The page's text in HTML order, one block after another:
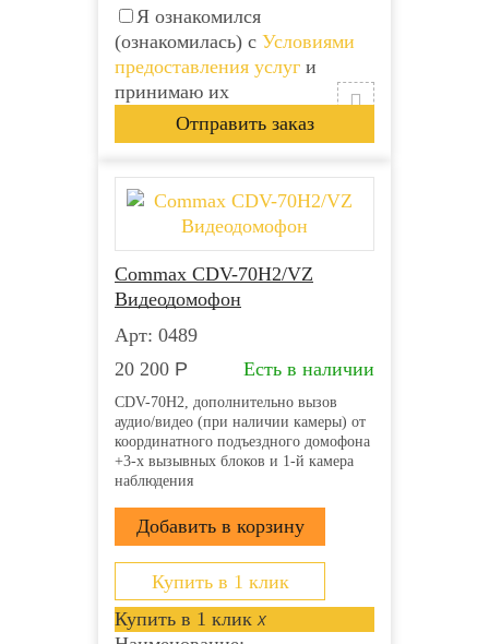
Я ознакомился
(ознакомилась) с Условиями
предоставления услуг и
принимаю их
Commax CDV-70H2/VZ
Видеодомофон
Арт: 0489
20 200 Р Есть в наличии
CDV-70H2, дополнительно вызов
аудио/видео (при наличии камеры) от
координатного подъездного домофона
+3-х вызывных блоков и 1-й камера
наблюдения
Купить в 1 клик
Купить в 1 клик x